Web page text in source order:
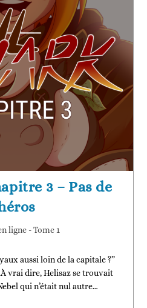
3 – Pas de
ligne - Tome 1
aussi loin de la capitale ?”
vrai dire, Helisaz se trouvait
qui n’était nul autre…